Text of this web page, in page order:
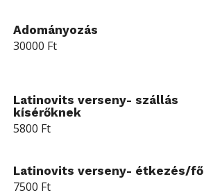
Adományozás
30000 Ft
Latinovits verseny- szállás
kísérőknek
5800 Ft
Latinovits verseny- étkezés/fő
7500 Ft